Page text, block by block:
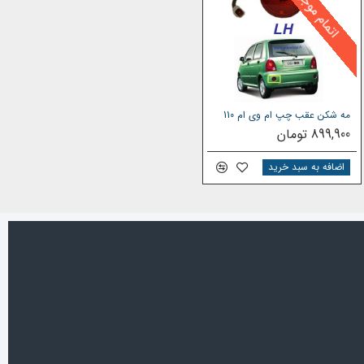
مه شکن عقب چپ ام وی ام 110
899,900 تومان
اضافه به سبد خرید